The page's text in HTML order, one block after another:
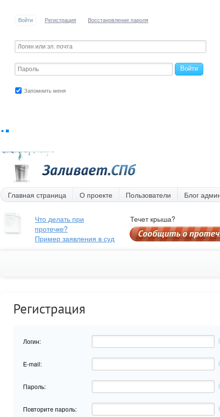
Войти Регистрация Восстановление пароля
Войти
Запомнить меня
Главная страница О проекте Пользователи Блог
Что делать при
протечке?
Пример заявления в суд
Течет крыша?
Регистрация
Логин:
E-mail:
Пароль:
Повторите пароль: